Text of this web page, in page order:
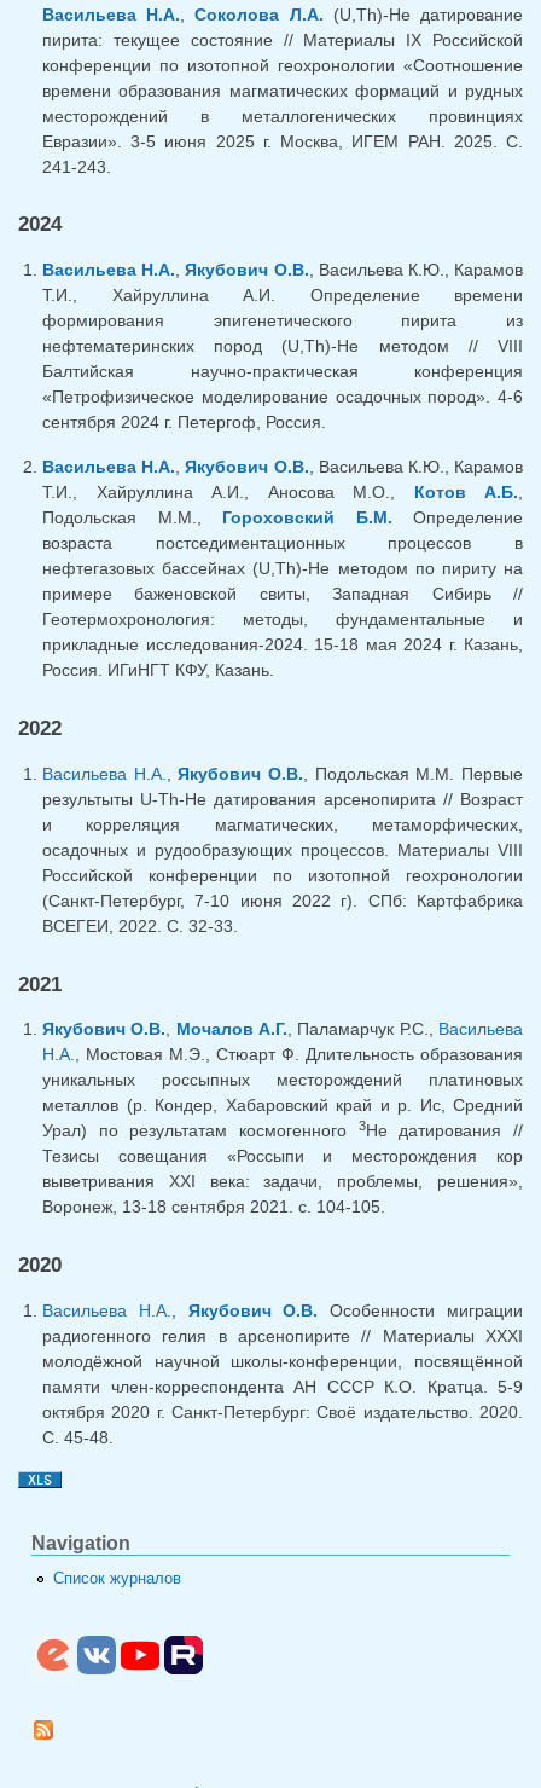
Васильева Н.А. ,Соколова Л.А. (U,Th)-He датирование
пирита: текущее состояние // Материалы IX Российской
конференции по изотопной геохронологии «Соотношение
времени образования магматических формаций и рудных
месторождений в металлогенических провинциях
Евразии». 3-5 июня 2025 г. Москва, ИГЕМ РАН. 2025. С.
241-243.
2024
Васильева Н.А. ,Якубович О.В. , Васильева К.Ю., Карамов
Т.И., Хайруллина А.И. Определение времени
формирования эпигенетического пирита из
нефтематеринских пород (U,Th)-He методом // VIII
Балтийская научно-практическая конференция
«Петрофизическое моделирование осадочных пород». 4-6
сентября 2024 г. Петергоф, Россия.
Васильева Н.А. ,Якубович О.В. , Васильева К.Ю., Карамов
Т.И., Хайруллина А.И., Аносова М.О., Котов А.Б.
Подольская М.М., Гороховский Б.М. Определение
возраста постседиментационных процессов в
нефтегазовых бассейнах (U,Th)-He методом по пириту на
примере баженовской свиты, Западная Сибирь //
Геотермохронология: методы, фундаментальные и
прикладные исследования-2024. 15-18 мая 2024 г. Казань,
Россия. ИГиНГТ КФУ, Казань.
2022
Васильева Н.А. ,Якубович О.В. , Подольская М.М. Первые
результыты U-Th-He датирования арсенопирита // Возраст
и корреляция магматических, метаморфических,
осадочных и рудообразующих процессов. Материалы VIII
Российской конференции по изотопной геохронологии
(Санкт-Петербург, 7-10 июня 2022 г). СПб: Картфабрика
ВСЕГЕИ, 2022. С. 32-33.
2021
Якубович О.В., Мочалов А.Г., Паламарчук Р.С., Васильева
Н.А., Мостовая М.Э., Стюарт Ф. Длительность образования
уникальных россыпных месторождений платиновых
металлов (р. Кондер, Хабаровский край и р. Ис, Средний
Урал) по результатам космогенного
3Не датирования //
Тезисы совещания «Россыпи и месторождения кор
выветривания XXI века: задачи, проблемы, решения»,
Воронеж, 13-18 сентября 2021. c. 104-105.
2020
Васильева Н.А. Якубович О.В. Особенности миграции
радиогенного гелия в арсенопирите // Материалы XXXI
молодёжной научной школы-конференции, посвящённой
памяти член-корреспондента АН СССР К.О. Кратца. 5-9
октября 2020 г. Санкт-Петербург: Своё издательство. 2020.
C. 45-48.
Navigation
Список журналов